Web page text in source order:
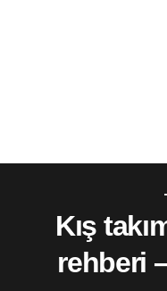
Kış
rehberi